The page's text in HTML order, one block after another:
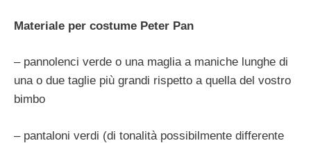
Materiale per costume Peter Pan
– pannolenci verde o una maglia a maniche lunghe di
una o due taglie più grandi rispetto a quella del vostro
bimbo
– pantaloni verdi (di tonalità possibilmente differente